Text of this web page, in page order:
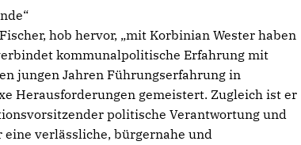
hob hervor, „mit Korbinian Wester haben
kommunalpolitische Erfahrung mit
jungen Jahren Führungserfahrung in
Herausforderungen gemeistert. Zugleich ist er
politische Verantwortung und
verlässliche, bürgernahe und